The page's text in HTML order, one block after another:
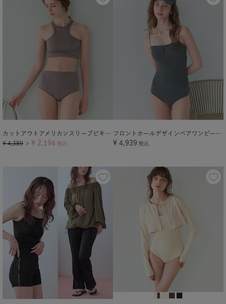
カットアウトアメリカンスリーブビキニ/水着【メール便可／100】
¥ 4,389 ＞ ¥ 2,194 税込
フロントホールデザインベアワンピース/水着【メール便可／100】
¥ 4,939 税込